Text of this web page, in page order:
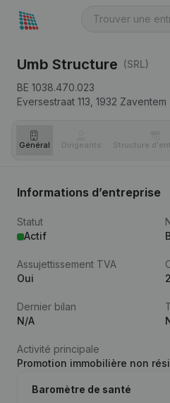
Umb Structure (SRL)
BE 1038.470.023
Eversestraat 113, 1932 Zaventem
Général Dirigeants Structure
Informations d’entreprise
Statut
Actif
Assujettissement TVA
Oui
Dernier bilan
N/A
Activité principale
Promotion immobilière non
Baromètre de santé